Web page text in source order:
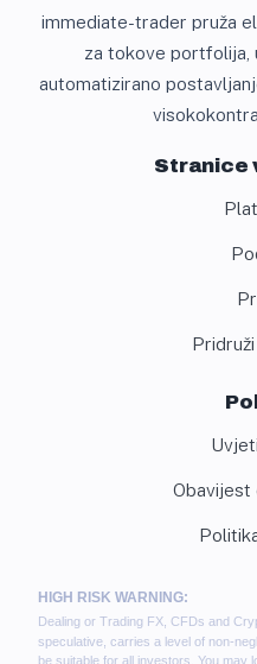
immediate-trader pruža
za tokove portfolija,
automatizirano
Stranice
Obavijest